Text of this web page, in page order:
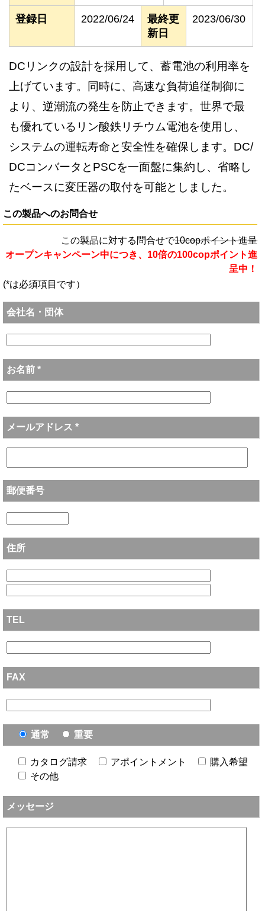
登録日 2022/06/24
最終更
新日
2023/06/30
DCリンクの設計を採用して、蓄電池の利用率を
上げています。同時に、高速な負荷追従制御に
より、逆潮流の発生を防止できます。世界で最
も優れているリン酸鉄リチウム電池を使用し、
システムの運転寿命と安全性を確保します。DC/
DCコンバータとPSCを一面盤に集約し、省略し
たベースに変圧器の取付を可能としました。
この製品へのお問合せ
この製品に対する問合せで10copポイント進呈
オープンキャンペーン中につき、10倍の100copポイント進
呈中！
(*は必須項目です）
会社名・団体
お名前 *
メールアドレス *
郵便番号
住所
TEL
FAX
通常 重要
カタログ請求 アポイントメント
購入希望
その他
メッセージ